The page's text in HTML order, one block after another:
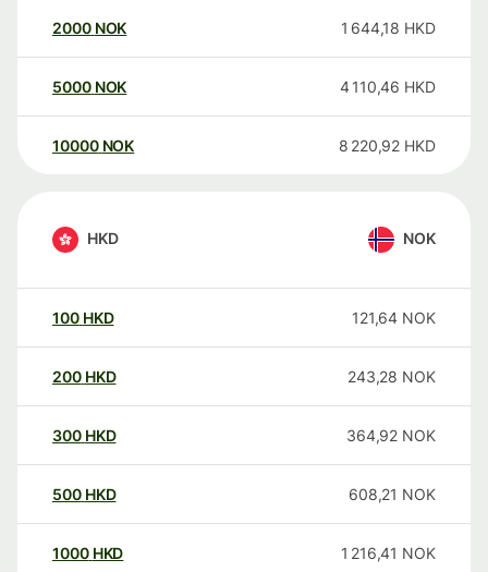
2000 NOK 1 644,18 HKD
5000 NOK 4 110,46 HKD
10000 NOK 8 220,92 HKD
HKD NOK
100 HKD 121,64 NOK
200 HKD 243,28 NOK
300 HKD 364,92 NOK
500 HKD 608,21 NOK
1000 HKD 1 216,41 NOK